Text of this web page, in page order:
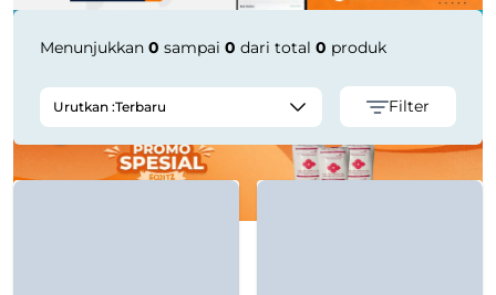
Menunjukkan 0 sampai 0 dari total 0 produk
Urutkan :Terbaru Filter